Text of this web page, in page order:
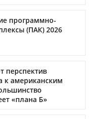
программно-
(ПАК) 2026
перспектив
к американским
«плана Б»